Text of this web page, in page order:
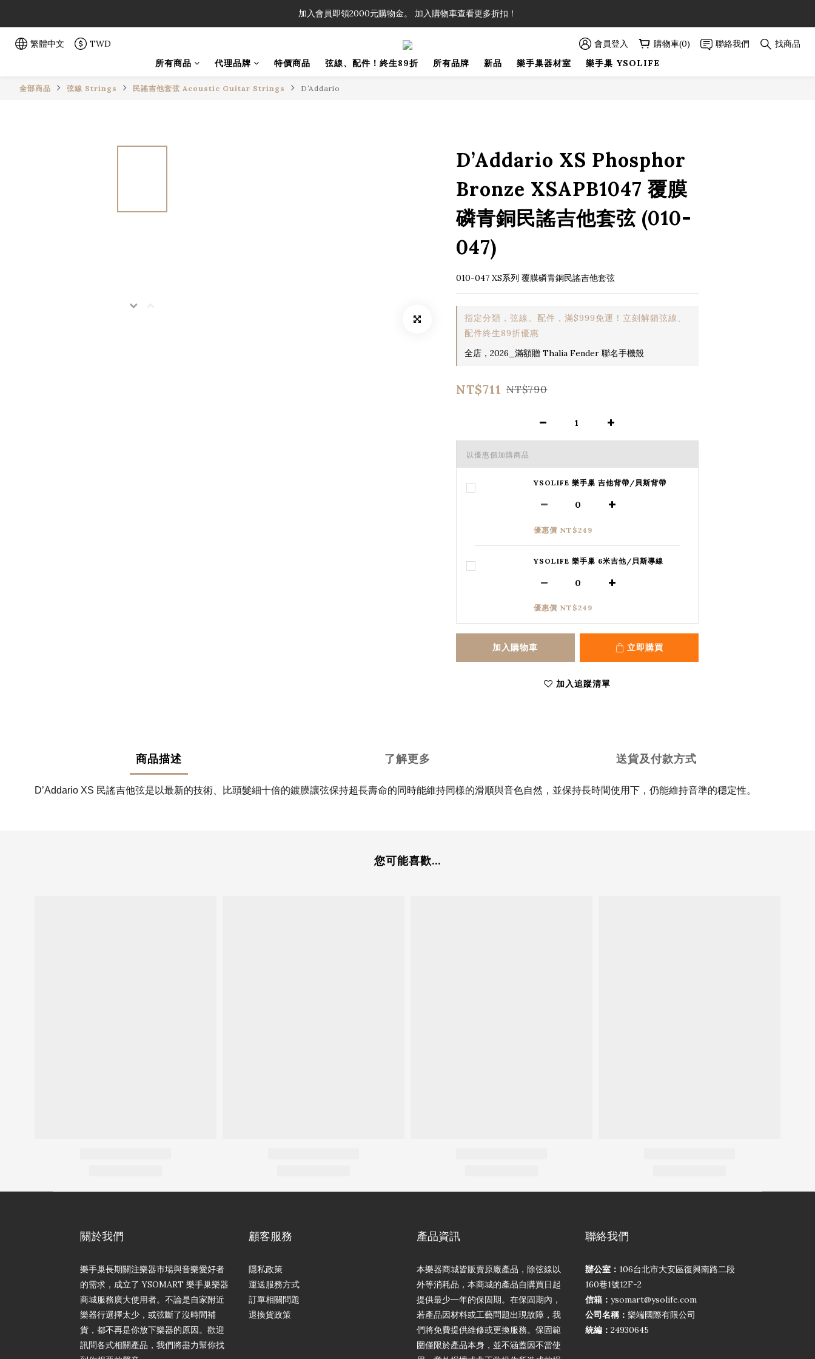
「一生弦命！」單筆購買弦線、配件滿$999（不含運費），即可享有弦線、配件終生89折優惠！
加入會員即領2000元購物金。 加入購物車查看更多折扣！
「一生弦命！」單筆購買弦線、配件滿$999（不含運費），即可享有弦線、配件終生89折優惠！
繁體中文 TWD 會員登入 購物車(0) 聯絡我們
找商品
所有商品
代理品牌 特價商品 弦線、配件！終生89折 所有品牌 新品 樂手巢器材室 樂手巢 YSOLIFE
全部商品 弦線 Strings 民謠吉他套弦 Acoustic Guitar Strings D’Addario
D’Addario XS Phosphor
Bronze XSAPB1047 覆膜
磷青銅民謠吉他套弦 (010-
047)
010-047 XS系列 覆膜磷青銅民謠吉他套弦
指定分類，弦線、配件，滿$999免運！立刻解鎖弦線、
配件終生89折優惠
全店，2026_滿額贈 Thalia Fender 聯名手機殼
NT$711 NT$790
以優惠價加購商品
YSOLIFE 樂手巢 吉他背帶/貝斯背帶
優惠價 NT$249
YSOLIFE 樂手巢 6米吉他/貝斯導線
優惠價 NT$249
加入購物車 立即購買
加入追蹤清單
商品描述 了解更多 送貨及付款方式
D’Addario XS 民謠吉他弦是以最新的技術、比頭髮細十倍的鍍膜讓弦保持超長壽命的同時能維持同樣的滑順與音色自然，並保持長時間使用下，仍能維持音準的穩定性。
您可能喜歡...
關於我們
樂手巢長期關注樂器市場與音樂愛好者
的需求，成立了 YSOMART 樂手巢樂器
商城服務廣大使用者。不論是自家附近
樂器行選擇太少，或弦斷了沒時間補
貨，都不再是你放下樂器的原因。歡迎
訊問各式相關產品，我們將盡力幫你找
顧客服務
隱私政策
運送服務方式
訂單相關問題
退換貨政策
產品資訊
本樂器商城皆販賣原廠產品，除弦線以
外等消耗品，本商城的產品自購買日起
提供最少一年的保固期。在保固期內，
若產品因材料或工藝問題出現故障，我
們將免費提供維修或更換服務。保固範
圍僅限於產品本身，並不涵蓋因不當使
聯絡我們
辦公室： 106台北市大安區復興南路二段
160巷1號12F-2
信箱： ysomart@ysolife.com
公司名稱： 樂端國際有限公司
統編： 24930645